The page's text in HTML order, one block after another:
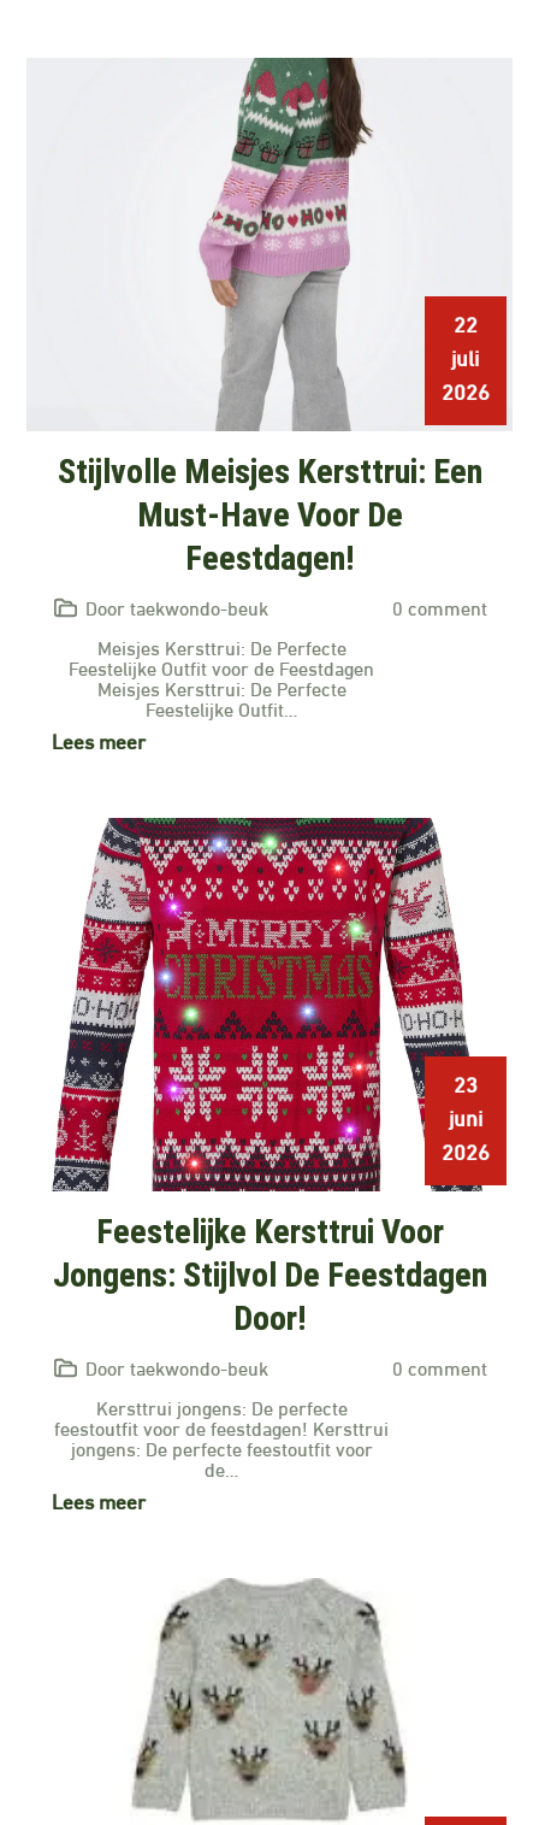
22
juli
2026
Stijlvolle Meisjes Kersttrui: Een
Must-Have Voor De
Feestdagen!
Door taekwondo-beuk
0 comment
Meisjes Kersttrui: De Perfecte
Feestelijke Outfit voor de Feestdagen
Meisjes Kersttrui: De Perfecte
Feestelijke Outfit…
Lees meer
23
juni
2026
Feestelijke Kersttrui Voor
Jongens: Stijlvol De Feestdagen
Door!
Door taekwondo-beuk
0 comment
Kersttrui jongens: De perfecte
feestoutfit voor de feestdagen! Kersttrui
jongens: De perfecte feestoutfit voor
de…
Lees meer